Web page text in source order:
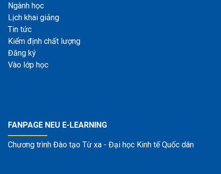
Ngành học
Lịch khai giảng
Tin tức
Kiểm định chất lượng
Đăng ký
Vào lớp học
FANPAGE NEU E-LEARNING
Chương trình Đào tạo Từ xa - Đại học Kinh tế Quốc dân